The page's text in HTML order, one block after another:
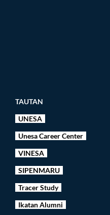
TAUTAN
UNESA
Unesa Career Center
VINESA
SIPENMARU
Tracer Study
Ikatan Alumni